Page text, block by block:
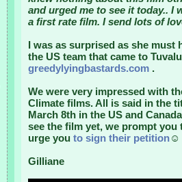
and urged me to see it today.. I
a first rate film. I send lots of
I was as surprised as she must
the US team that came to
greedylyingbastards.com .
We were very impressed with
Climate films. All is said in the
March 8th in the US and
see the film yet, we prompt
urge you to sign their petition☺
Gilliane